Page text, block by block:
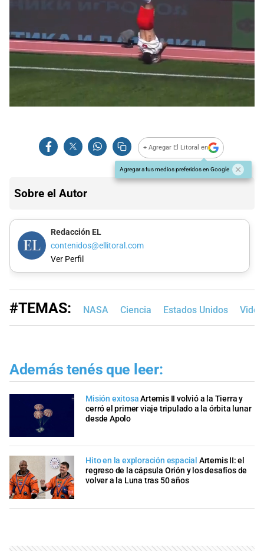
+ Agregar El Litoral en
Agregar a tus medios preferidos en Google
Sobre el Autor
Redacción EL
contenidos@ellitoral.com
Ver Perfil
#TEMAS: NASA Ciencia Estados Unidos
Además tenés que leer:
Misión exitosaArtemis II volvió a la Tierra y
cerró el primer viaje tripulado a la órbita lunar
desde Apolo
Hito en la exploración espacial Artemis II: el
regreso de la cápsula Orión y los desafíos de
volver a la Luna tras 50 años